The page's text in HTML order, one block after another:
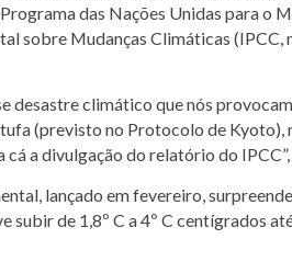
das Nações Unidas para o
sobre Mudanças Climáticas (IPCC,
desastre climático que nós
(previsto no Protocolo de Kyoto),
a divulgação do relatório do
lançado em fevereiro,
subir de 1,8º C a 4º C centígrados